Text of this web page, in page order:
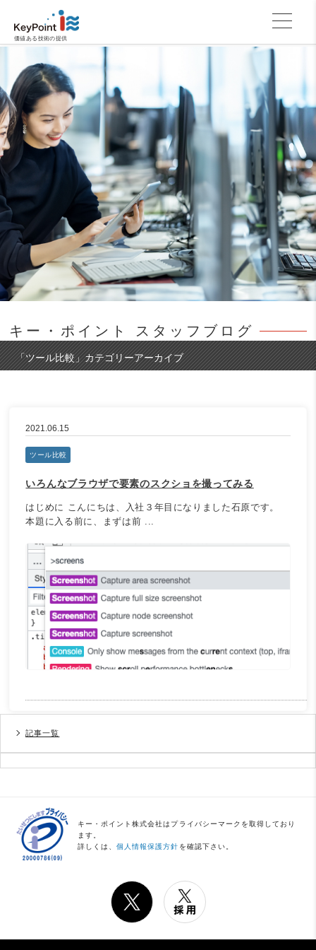
価値ある技術の提供
キー・ポイント スタッフブログ
「ツール比較」カテゴリーアーカイブ
2021.06.15
ツール比較
いろんなブラウザで要素のスクショを撮ってみる
はじめに こんにちは、入社３年目になりました石原です。
本題に入る前に、まずは前 ...
記事一覧
キー・ポイント株式会社はプライバシーマークを取得しており
ます。
詳しくは、個人情報保護方針 を確認下さい。